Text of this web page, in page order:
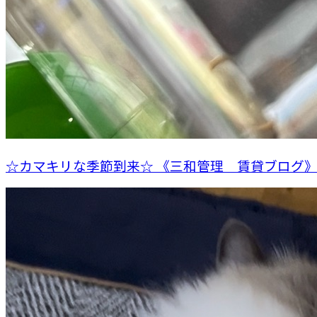
☆カマキリな季節到来☆ 《三和管理 賃貸ブログ》